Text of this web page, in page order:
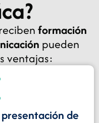
formación
pueden
ventajas:
de